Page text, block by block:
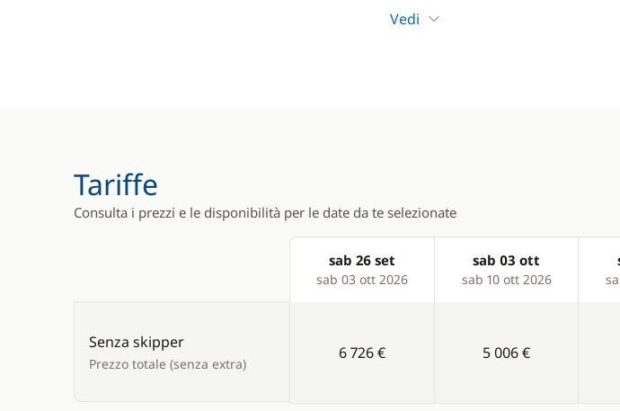
Electric winch
Vedi
Tariffe
Consulta i prezzi e le disponibilità per le date da te selezionate
Products
sab 26 set
sab 03 ott 2026
sab 03 ott
sab 10 ott 2026
Senza skipper
Prezzo totale (senza extra)
6 726 € 5 006 €